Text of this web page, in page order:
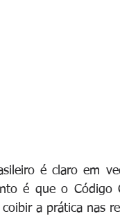
é claro em
é que o Código
a prática nas